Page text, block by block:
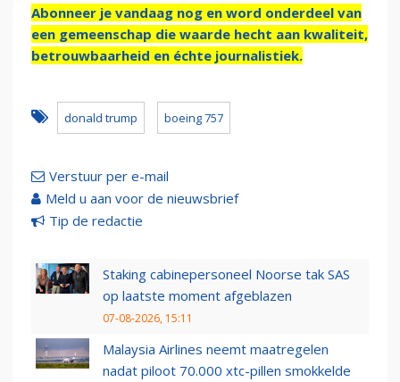
Abonneer je vandaag nog en word onderdeel van
een gemeenschap die waarde hecht aan kwaliteit,
betrouwbaarheid en échte journalistiek.
donald trump boeing 757
Verstuur per e-mail
Meld u aan voor de nieuwsbrief
Tip de redactie
Staking cabinepersoneel Noorse tak SAS
op laatste moment afgeblazen
07-08-2026, 15:11
Malaysia Airlines neemt maatregelen
nadat piloot 70.000 xtc-pillen smokkelde